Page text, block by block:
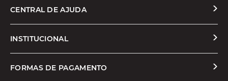
CENTRAL DE AJUDA
Solicitar Troca ou Devolução
INSTITUCIONAL
Quem Somos
FORMAS DE PAGAMENTO